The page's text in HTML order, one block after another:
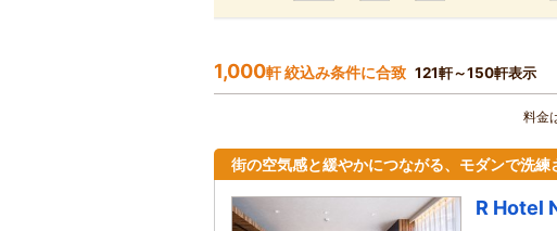
1,000軒 絞込み条件に合致 121軒～150軒表示
料金
街の空気感と緩やかにつながる、モダンで洗練
R Hotel